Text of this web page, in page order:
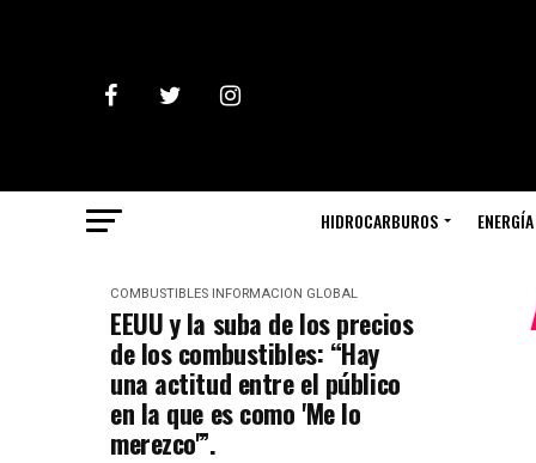
HIDROCARBUROS ENERGÍA
COMBUSTIBLES INFORMACIÓN GLOBAL
EEUU y la suba de los precios
de los combustibles: “Hay
una actitud entre el público
en la que es como 'Me lo
merezco'”.